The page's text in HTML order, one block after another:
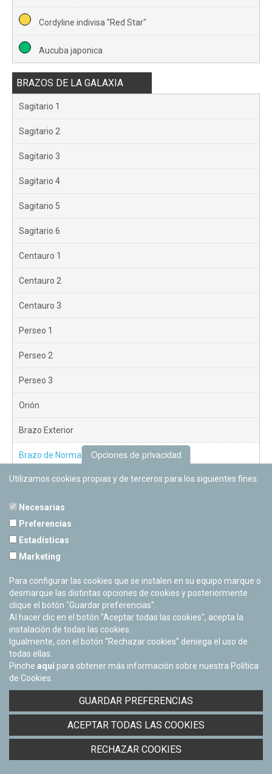
Cordyline indivisa "Red Star"
Aucuba japonica
BRAZOS DE LA GALAXIA
Sagitario 1
Sagitario 2
Sagitario 3
Sagitario 4
Sagitario 5
Sagitario 6
Centauro 1
Centauro 2
Centauro 3
Perseo 1
Perseo 2
Perseo 3
Orión
Brazo Exterior
Brazo de Norma
Nuevo Exterior
Cerrado Temporalmente
Facebook
Twitter
Youtube
Flickr
Política de privacidad y Aviso legal
Derecho de acceso a información pública
Opciones de privacidad
Utilizamos cookies propias y de terceros para los siguientes fines:
Necesarias
Preferencias
Estadísticas
Marketing
Para configurar las cookies que se instalen en su equipo marque o
desmarque las distintas opciones de cookies y posteriormente
clique el botón "Guardar preferencias".
Al hacer clic en el botón "Aceptar todas las cookies", acepta la
instalación de todas las cookies.
Igualmente, con el botón "Rechazar cookies" deniega el uso de
todas ellas.
Pinche aquí para obtener más información sobre nuestra Política
de Cookies.
GUARDAR PREFERENCIAS
ACEPTAR TODAS LAS COOKIES
RECHAZAR COOKIES